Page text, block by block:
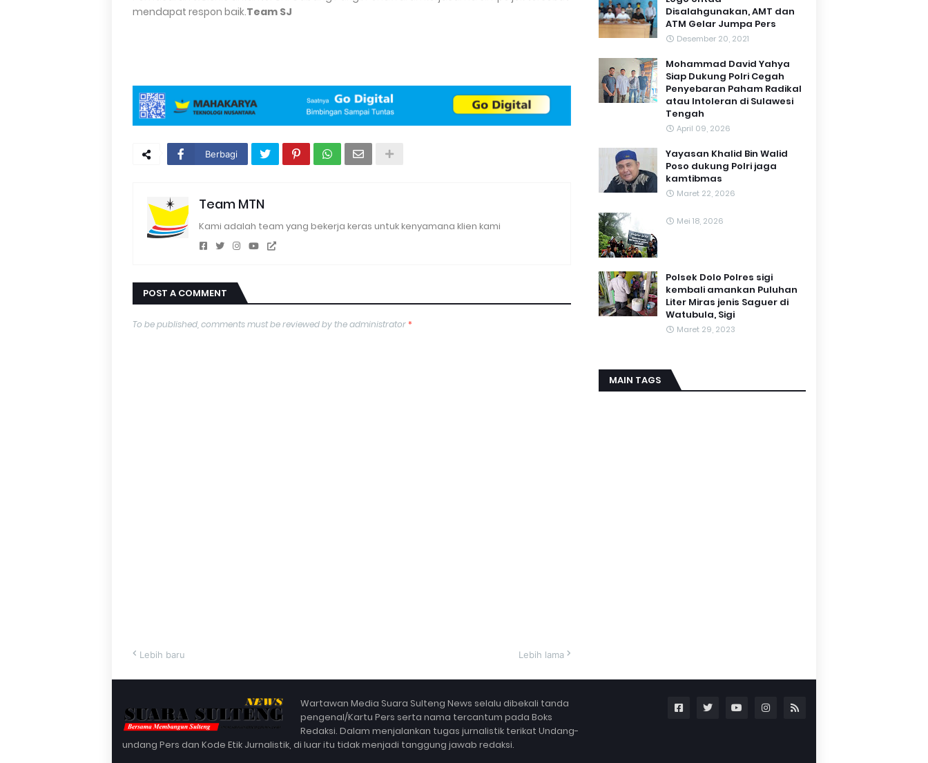
mendapat respon baik.Team SJ
Berbagi
Team MTN
Kami adalah team yang bekerja keras untuk kenyamana klien kami
POST A COMMENT
To be published, comments must be reviewed by the administrator*
Lebih baru Lebih lama
Disalahgunakan, AMT dan
ATM Gelar Jumpa Pers
Desember 20, 2021
Mohammad David Yahya
Siap Dukung Polri Cegah
Penyebaran Paham Radikal
atau Intoleran di Sulawesi
Tengah
April 09, 2026
Yayasan Khalid Bin Walid
Poso dukung Polri jaga
kamtibmas
Maret 22, 2026
Mei 18, 2026
Polsek Dolo Polres sigi
kembali amankan Puluhan
Liter Miras jenis Saguer di
Watubula, Sigi
Maret 29, 2023
MAIN TAGS
Wartawan Media Suara Sulteng News selalu dibekali tanda
pengenal/Kartu Pers serta nama tercantum pada Boks
Redaksi. Dalam menjalankan tugas jurnalistik terikat Undang-
undang Pers dan Kode Etik Jurnalistik, di luar itu tidak menjadi tanggung jawab redaksi.